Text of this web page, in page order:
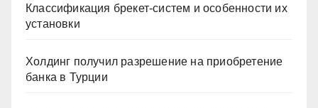
Классификация брекет-систем и особенности их
установки
Холдинг получил разрешение на приобретение
банка в Турции